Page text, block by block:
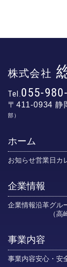
株式会社
Tel.055-
〒411-0934 静
部）
ホーム
お知らせ営業日カ
企業情報
企業情報沿革グル
高
事業内容
事業内容安心・安